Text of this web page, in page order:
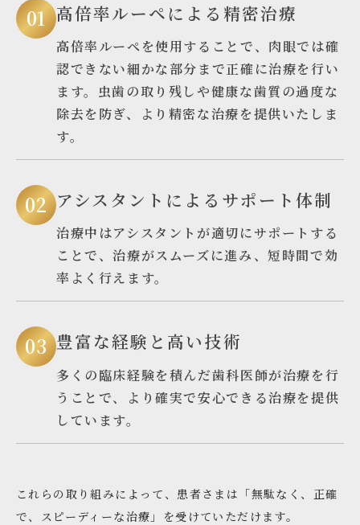
高倍率ルーペによる精密治療
高倍率ルーペを使用することで、肉眼では確
認できない細かな部分まで正確に治療を行い
ます。虫歯の取り残しや健康な歯質の過度な
除去を防ぎ、より精密な治療を提供いたしま
す。
アシスタントによるサポート体制
治療中はアシスタントが適切にサポートする
ことで、治療がスムーズに進み、短時間で効
率よく行えます。
豊富な経験と高い技術
多くの臨床経験を積んだ歯科医師が治療を行
うことで、より確実で安心できる治療を提供
しています。
これらの取り組みによって、患者さまは「無駄なく、正確
で、スピーディーな治療」を受けていただけます。